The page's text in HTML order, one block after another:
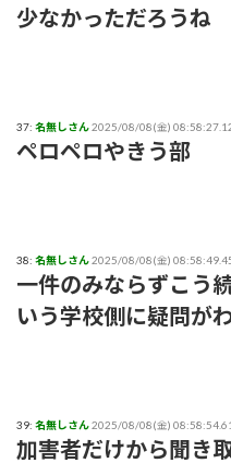
少なかっただろうね
37: 名無しさん2025/08/08(金)
ペロペロやきう部
38: 名無しさん2025/08/08(金)
一件のみならずこう
いう学校側に疑問が
39: 名無しさん2025/08/08(金) 08:58:54.61
加害者だけから聞き